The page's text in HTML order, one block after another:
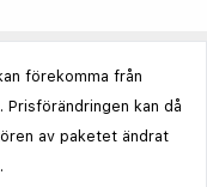
förekomma från
kan då
av paketet ändrat